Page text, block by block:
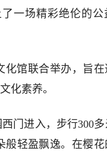
一场精彩绝伦的公
化馆联合举办，旨在
化素养。
门进入，步行300
般轻盈飘逸。在樱花